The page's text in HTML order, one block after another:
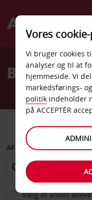
Welcome
AvisBilleje
AFHENT FRA
Vælg et andet
Vores
Vi bruger cookies
analyser og til at
hjemmeside. Vi
markedsførings-
politik indeholder
på ACCEPTÉR